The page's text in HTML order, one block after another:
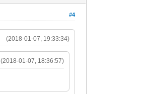
#4
(2018-01-07, 19:33:34)
(2018-01-07, 18:36:57)